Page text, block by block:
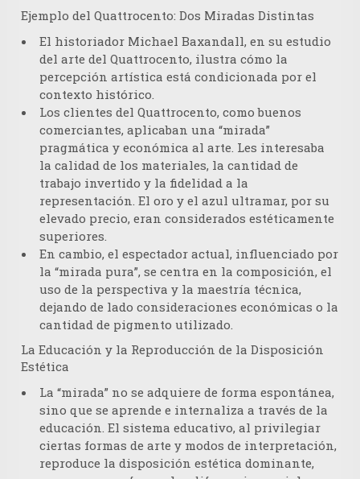
Ejemplo del Quattrocento: Dos Miradas Distintas
El historiador Michael Baxandall, en su estudio
del arte del Quattrocento, ilustra cómo la
percepción artística está condicionada por el
contexto histórico.
Los clientes del Quattrocento, como buenos
comerciantes, aplicaban una “mirada”
pragmática y económica al arte. Les interesaba
la calidad de los materiales, la cantidad de
trabajo invertido y la fidelidad a la
representación. El oro y el azul ultramar, por su
elevado precio, eran considerados estéticamente
superiores.
En cambio, el espectador actual, influenciado por
la “mirada pura”, se centra en la composición, el
uso de la perspectiva y la maestría técnica,
dejando de lado consideraciones económicas o la
cantidad de pigmento utilizado.
La Educación y la Reproducción de la Disposición
Estética
La “mirada” no se adquiere de forma espontánea,
sino que se aprende e internaliza a través de la
educación. El sistema educativo, al privilegiar
ciertas formas de arte y modos de interpretación,
reproduce la disposición estética dominante,